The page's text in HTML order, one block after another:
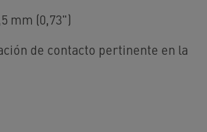
mm (0,73")
de contacto pertinente en la